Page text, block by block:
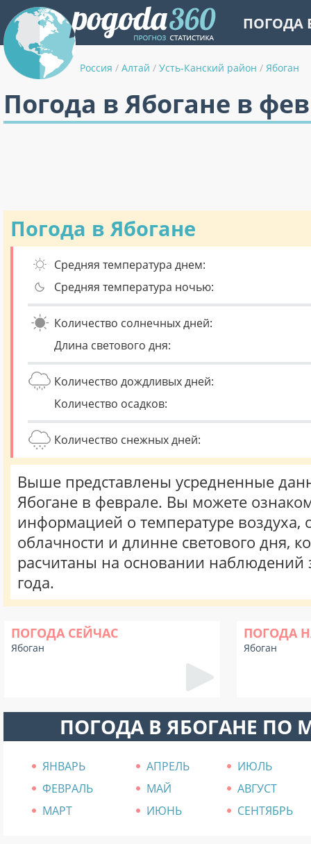
ПОГОДА
Россия / Алтай / Усть-Канский район / Ябоган
Погода в Ябогане в
Погода в Ябогане
Средняя температура днем:
Средняя температура ночью:
Количество солнечных дней:
Длина светового дня:
Количество дождливых дней:
Количество осадков:
Количество снежных дней:
Выше представлены усредненные
Ябогане в феврале. Вы можете
информацией о температуре воздуха,
облачности и длинне светового дня,
расчитаны на основании наблюдений
года.
ПОГОДА СЕЙЧАС
Ябоган
ПОГОДА
Ябоган
ПОГОДА В ЯБОГАНЕ ПО
ЯНВАРЬ АПРЕЛЬ
ИЮЛЬ
ФЕВРАЛЬ
МАЙ
АВГУСТ
МАРТ
ИЮНЬ СЕНТЯБРЬ